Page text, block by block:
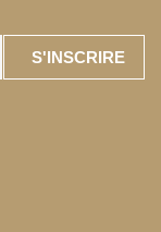
S'INSCRIRE